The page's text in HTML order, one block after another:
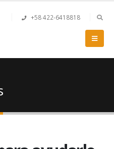
+58 422-6418818